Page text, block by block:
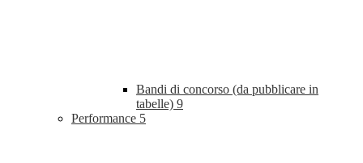
Bandi di concorso (da pubblicare in
tabelle) 9
Performance 5